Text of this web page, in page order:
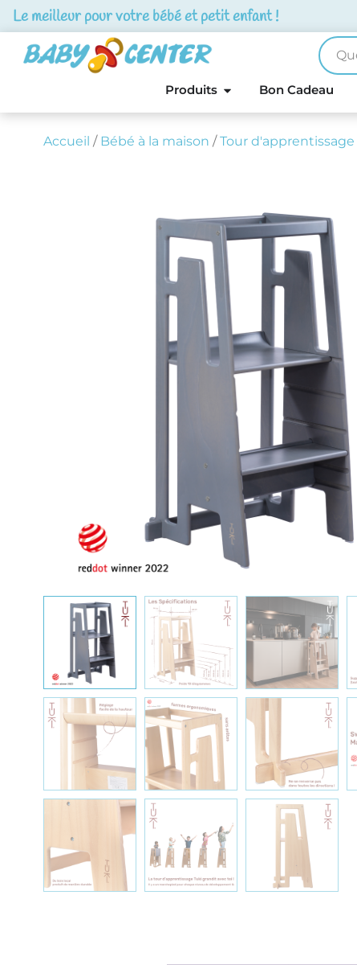
Le meilleur pour votre bébé et petit enfant !
Produits Bon Cadeau
Accueil / Bébé à la maison /Tour d'apprentissage